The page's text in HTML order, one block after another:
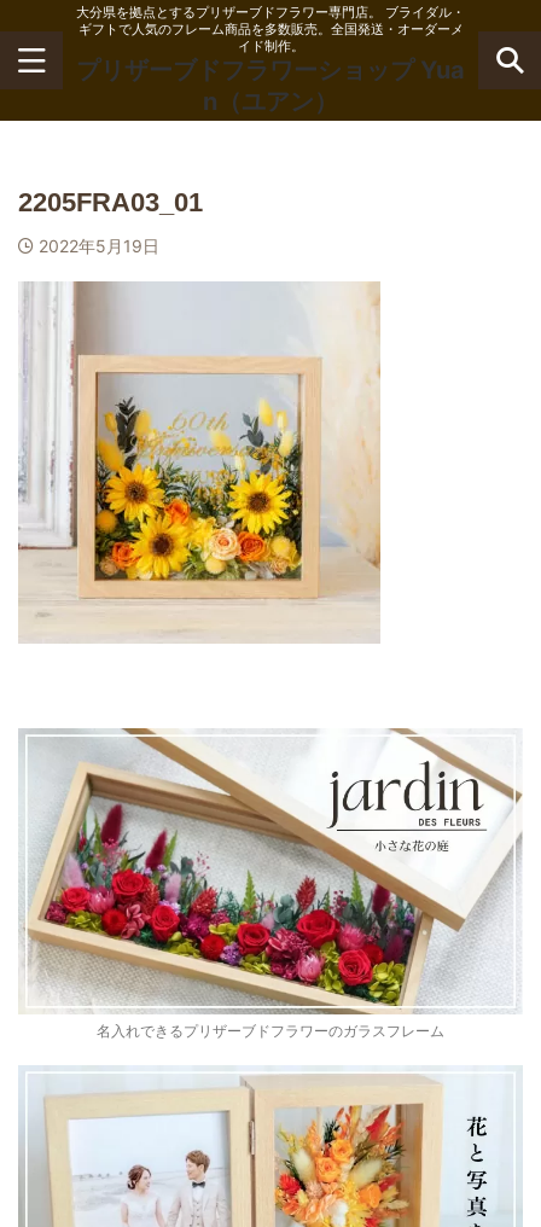
大分県を拠点とするプリザーブドフラワー専門店。 ブライダル・
ギフトで人気のフレーム商品を多数販売。全国発送・オーダーメ
イド制作。
プリザーブドフラワーショップ Yua
n（ユアン）
2205FRA03_01
2022年5月19日
名入れできるプリザーブドフラワーのガラスフレーム